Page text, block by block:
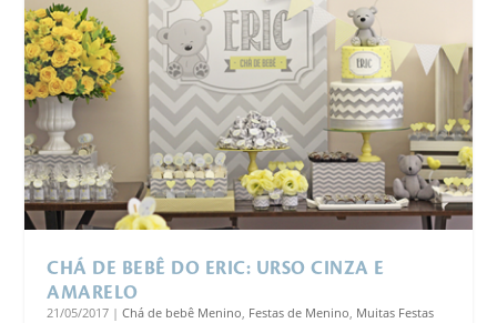
CHÁ DE BEBÊ DO ERIC: URSO CINZA E
AMARELO
21/05/2017 |Chá de bebê Menino, Festas de Menino, Muitas Festas